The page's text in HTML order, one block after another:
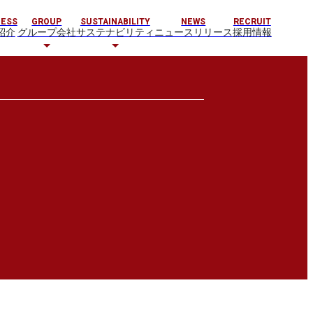
介
GROUP
グループ会社
SUSTAINABILITY
サステナビリティ
NEWS
ニュースリリース
RECRUIT
採用情報